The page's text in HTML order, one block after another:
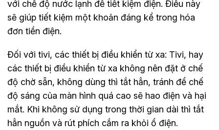
với chế độ nước lạnh để tiết kiệm điện. Điều này
sẽ giúp tiết kiệm một khoản đáng kể trong hóa
đơn tiền điện.
Đối với tivi, các thiết bị điều khiển từ xa: Tivi, hay
các thiết bị điều khiển từ xa không nên đặt ở chế
độ chờ sẵn, không dùng thì tắt hẳn, tránh để chế
độ sáng của màn hình quá cao sẽ hao điện và hại
mắt. Khi không sử dụng trong thời gian dài thì tắt
hẳn nguồn và rút phích cắm ra khỏi ổ điện.